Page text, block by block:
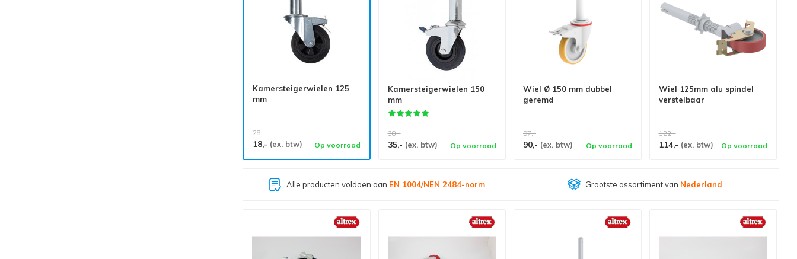
Kamersteigerwielen 125
mm
28,-
18,- (ex. btw) Op voorraad
Kamersteigerwielen 150
mm
38,-
35,- (ex. btw) Op voorraad
Wiel Ø 150 mm dubbel
geremd
97,-
90,- (ex. btw) Op voorraad
Wiel 125mm alu spindel
verstelbaar
122,-
114,- (ex. btw) Op voorraad
Grootste assortiment vanNederland Klantenbeoordeling 9,4/10